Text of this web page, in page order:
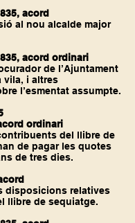
acord
al nou alcalde major
acord ordinari
de l’Ajuntament
vila, i altres
l’esmentat assumpte.
ordinari
del llibre de
de pagar les quotes
de tres dies.
disposicions relatives
llibre de sequiatge.